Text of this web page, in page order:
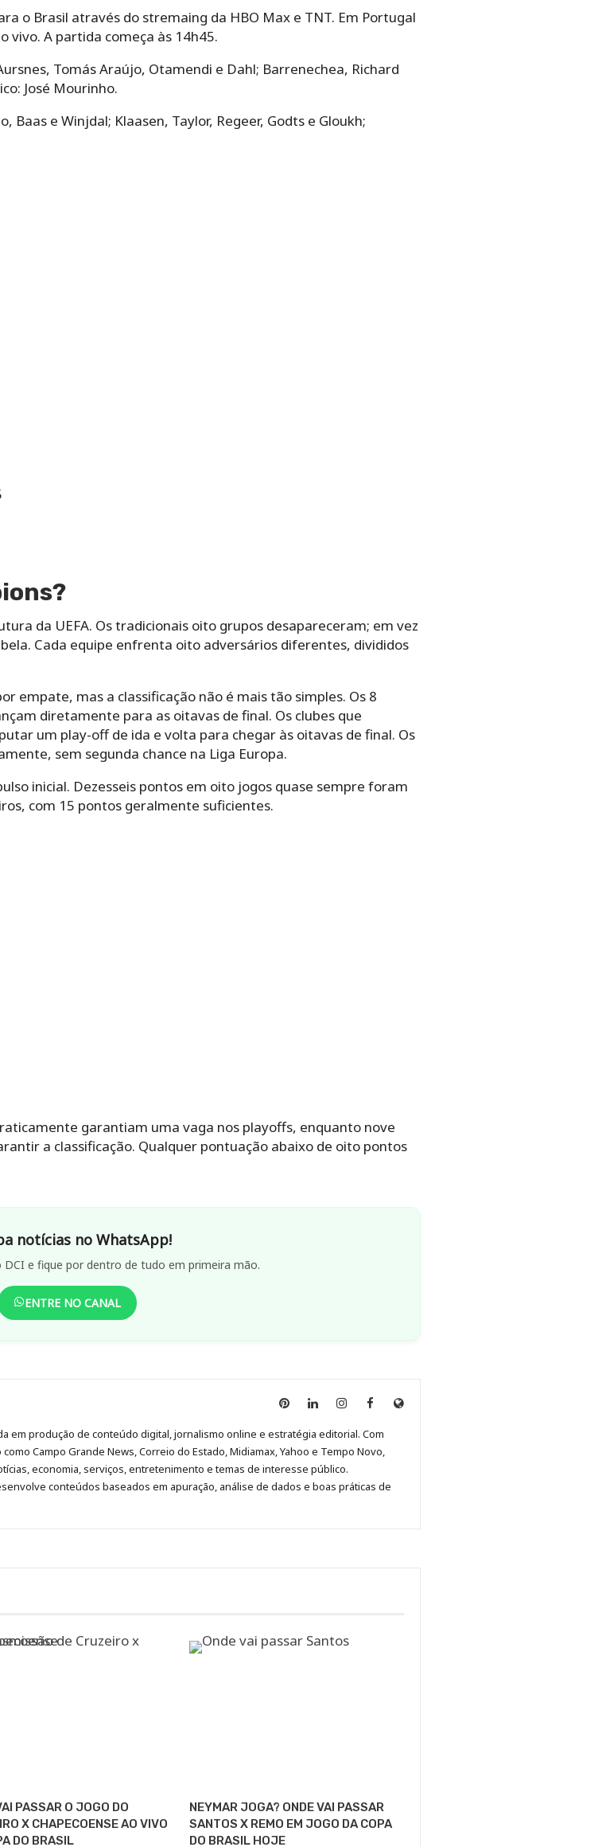
o Brasil através do stremaing da HBO Max e TNT. Em Portugal
vivo. A partida começa às 14h45.
Tomás Araújo, Otamendi e Dahl; Barrenechea, Richard
José Mourinho.
Baas e Winjdal; Klaasen, Taylor, Regeer, Godts e Gloukh;
da UEFA. Os tradicionais oito grupos desapareceram; em vez
Cada equipe enfrenta oito adversários diferentes, divididos
empate, mas a classificação não é mais tão simples. Os 8
diretamente para as oitavas de final. Os clubes que
um play-off de ida e volta para chegar às oitavas de final. Os
sem segunda chance na Liga Europa.
inicial. Dezesseis pontos em oito jogos quase sempre foram
com 15 pontos geralmente suficientes.
garantiam uma vaga nos playoffs, enquanto nove
a classificação. Qualquer pontuação abaixo de oito pontos
notícias no WhatsApp!
DCI e fique por dentro de tudo em primeira mão.
ENTRE NO CANAL
Anny
no
Pinterest
Anny
no
LinkedIn
Anny
no
Instagram
Anny
no
Facebook
Site
em produção de conteúdo digital, jornalismo online e estratégia editorial. Com
Campo Grande News, Correio do Estado, Midiamax, Yahoo e Tempo Novo,
economia, serviços, entretenimento e temas de interesse público.
conteúdos baseados em apuração, análise de dados e boas práticas de
PASSAR O JOGO DO
X CHAPECOENSE AO VIVO
DO BRASIL
NEYMAR JOGA? ONDE VAI PASSAR
SANTOS X REMO EM JOGO DA COPA
DO BRASIL HOJE